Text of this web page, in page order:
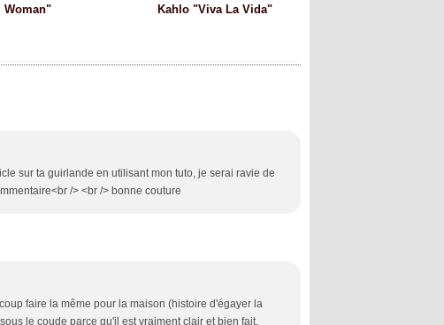
Woman"
Kahlo "Viva La Vida"
sur ta guirlande en utilisant mon tuto, je serai ravie de
/> <br /> bonne couture
faire la même pour la maison (histoire d'égayer la
le coude parce qu'il est vraiment clair et bien fait.